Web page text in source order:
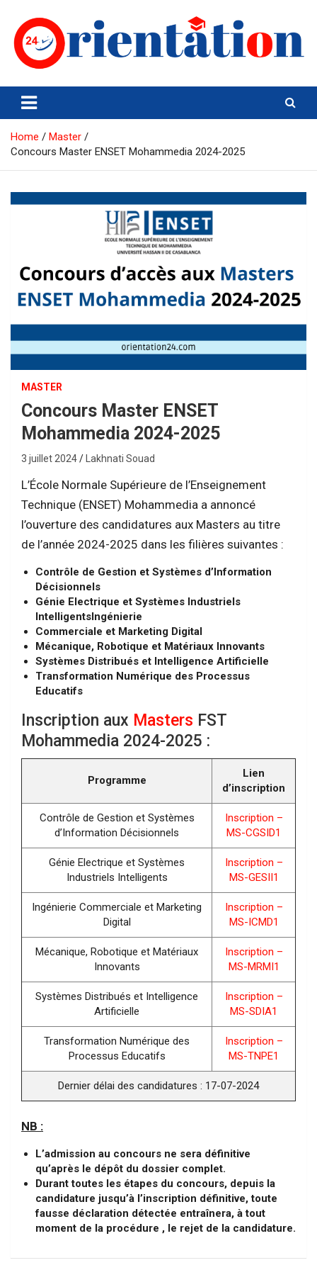
content
Orientation24
Emploi et Orientation au Maroc
Home
Master
Concours Master ENSET Mohammedia 2024-2025
MASTER
Concours Master ENSET
Mohammedia 2024-2025
3 juillet 2024 Lakhnati Souad
L’École Normale Supérieure de l’Enseignement
Technique (ENSET) Mohammedia a annoncé
l’ouverture des candidatures aux Masters au titre
de l’année 2024-2025 dans les filières suivantes :
Contrôle de Gestion et Systèmes d’Information
Décisionnels
Génie Electrique et Systèmes Industriels
IntelligentsIngénierie
Commerciale et Marketing Digital
Mécanique, Robotique et Matériaux Innovants
Systèmes Distribués et Intelligence Artificielle
Transformation Numérique des Processus
Educatifs
Inscription aux Masters FST
Mohammedia 2024-2025 :
Programme
Lien
d’inscription
Contrôle de Gestion et Systèmes
d’Information Décisionnels
Inscription –
MS-CGSID1
Génie Electrique et Systèmes
Industriels Intelligents
Inscription –
MS-GESII1
Ingénierie Commerciale et Marketing
Digital
Inscription –
MS-ICMD1
Mécanique, Robotique et Matériaux
Innovants
Inscription –
MS-MRMI1
Systèmes Distribués et Intelligence
Artificielle
Inscription –
MS-SDIA1
Transformation Numérique des
Processus Educatifs
Inscription –
MS-TNPE1
Dernier délai des candidatures : 17-07-2024
NB :
L’admission au concours ne sera définitive
qu’après le dépôt du dossier complet.
Durant toutes les étapes du concours, depuis la
candidature jusqu’à l’inscription définitive, toute
fausse déclaration détectée entraînera, à tout
moment de la procédure , le rejet de la candidature.